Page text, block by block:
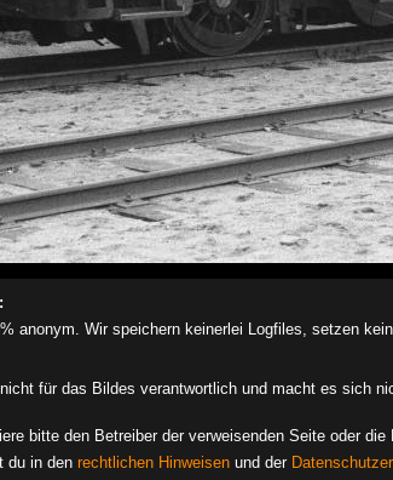
anonym. Wir speichern keinerlei Logfiles, setzen
für das Bildes verantwortlich und macht es sich
bitte den Betreiber der verweisenden Seite oder
du in den rechtlichen Hinweisen und der